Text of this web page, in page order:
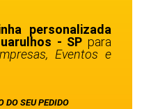
personalizada
- SP para
Eventos e
DO SEU PEDIDO